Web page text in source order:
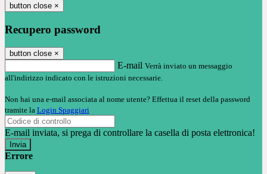
button close ×
Recupero password
button close ×
E-mail Verrà inviato un messaggio
all'indirizzo indicato con le istruzioni necessarie.
Non hai una e-mail associata al nome utente? Effettua il reset della password
tramite la Login Spaggiari
E-mail inviata, si prega di controllare la casella di posta elettronica!
Errore